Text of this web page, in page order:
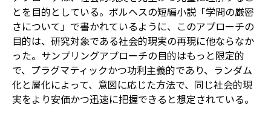
とを目的としている。ボルヘスの短編小説「学問の厳密
さについて」で書かれているように、このアプローチの
目的は、研究対象である社会的現実の再現に他ならなか
った。サンプリングアプローチの目的はもっと限定的
で、プラグマティックかつ功利主義的であり、ランダム
化と層化によって、意図に応じた方法で、同じ社会的現
実をより安価かつ迅速に把握できると想定されている。